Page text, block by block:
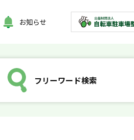
お知らせ
フリーワード検索